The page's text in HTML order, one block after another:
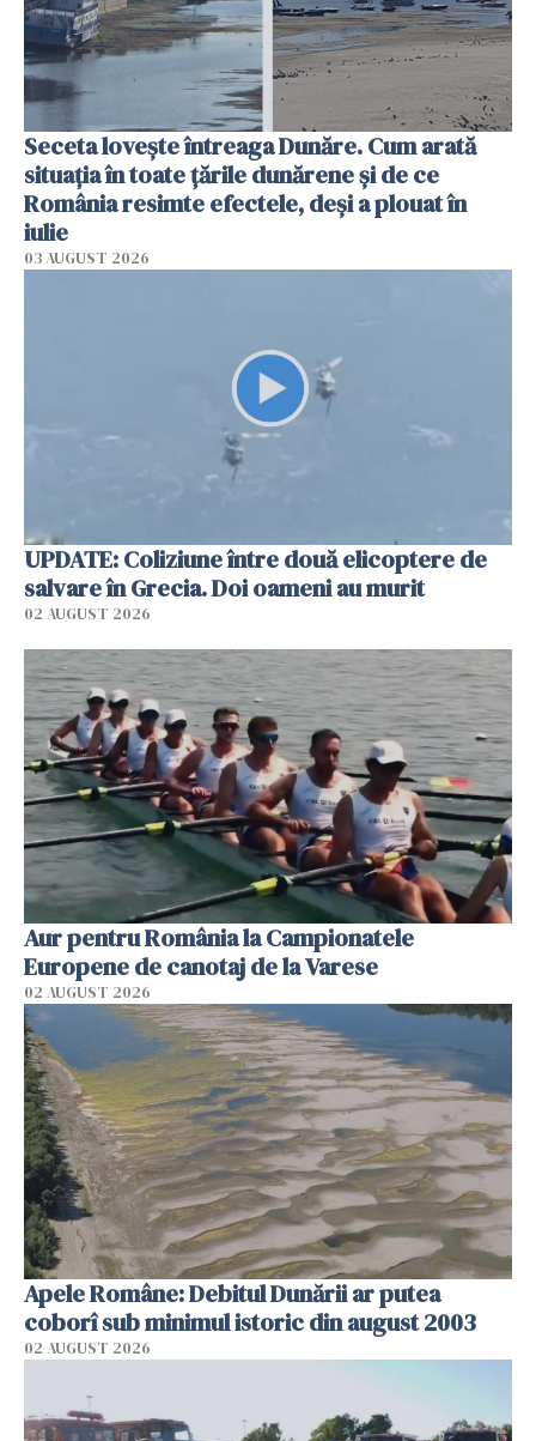
Seceta lovește întreaga Dunăre. Cum arată
situația în toate țările dunărene și de ce
România resimte efectele, deși a plouat în
iulie
03 AUGUST 2026
UPDATE: Coliziune între două elicoptere de
salvare în Grecia. Doi oameni au murit
02 AUGUST 2026
Aur pentru România la Campionatele
Europene de canotaj de la Varese
02 AUGUST 2026
Apele Române: Debitul Dunării ar putea
coborî sub minimul istoric din august 2003
02 AUGUST 2026